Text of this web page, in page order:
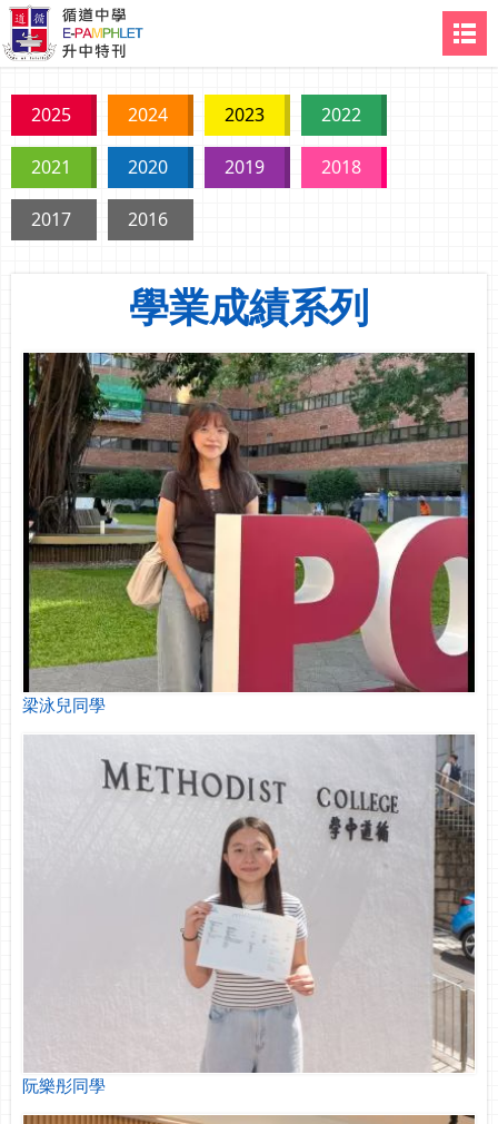
2025 2024 2023 2022
2021 2020 2019 2018
2017 2016
學業成績系列
梁泳兒同學
阮樂彤同學